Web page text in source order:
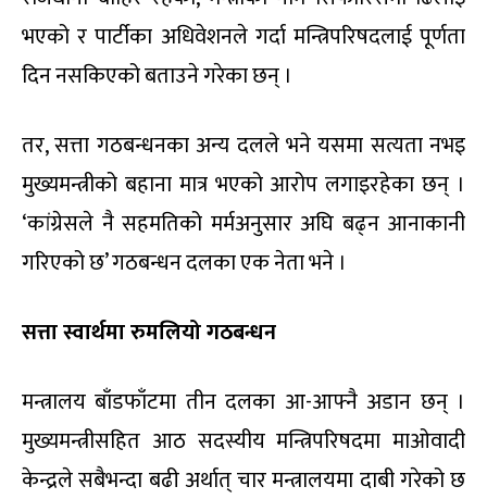
भएको र पार्टीका अधिवेशनले गर्दा मन्त्रिपरिषदलाई पूर्णता
दिन नसकिएको बताउने गरेका छन् ।
तर, सत्ता गठबन्धनका अन्य दलले भने यसमा सत्यता नभइ
मुख्यमन्त्रीको बहाना मात्र भएको आरोप लगाइरहेका छन् ।
‘कांग्रेसले नै सहमतिको मर्मअनुसार अघि बढ्न आनाकानी
गरिएको छ’ गठबन्धन दलका एक नेता भने ।
सत्ता स्वार्थमा रुमलियो गठबन्धन
मन्त्रालय बाँडफाँटमा तीन दलका आ-आफ्नै अडान छन् ।
मुख्यमन्त्रीसहित आठ सदस्यीय मन्त्रिपरिषदमा माओवादी
केन्द्रले सबैभन्दा बढी अर्थात् चार मन्त्रालयमा दाबी गरेको छ